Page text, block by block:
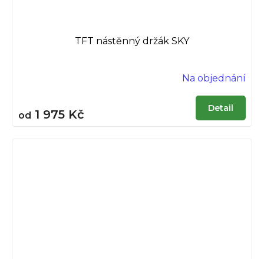
TFT nástěnný držák SKY
Na objednání
od 1 975 Kč Detail